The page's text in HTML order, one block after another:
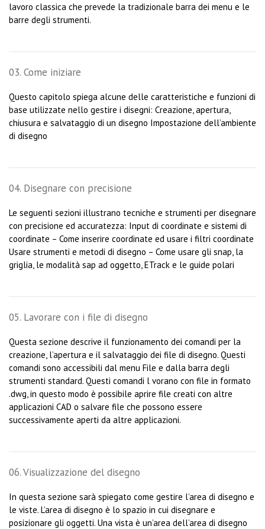
lavoro classica che prevede la tradizionale barra dei menu e le
barre degli strumenti.
03. Come iniziare
Questo capitolo spiega alcune delle caratteristiche e funzioni di
base utilizzate nello gestire i disegni: Creazione, apertura,
chiusura e salvataggio di un disegno Impostazione dell’ambiente
di disegno
04. Disegnare con precisione
Le seguenti sezioni illustrano tecniche e strumenti per disegnare
con precisione ed accuratezza: Input di coordinate e sistemi di
coordinate – Come inserire coordinate ed usare i filtri coordinate
Usare strumenti e metodi di disegno – Come usare gli snap, la
griglia, le modalità sap ad oggetto, ETrack e le guide polari
05. Lavorare con i file di disegno
Questa sezione descrive il funzionamento dei comandi per la
creazione, l’apertura e il salvataggio dei file di disegno. Questi
comandi sono accessibili dal menu File e dalla barra degli
strumenti standard. Questi comandi l vorano con file in formato
.dwg, in questo modo è possibile aprire file creati con altre
applicazioni CAD o salvare file che possono essere
successivamente aperti da altre applicazioni.
06. Visualizzazione del disegno
In questa sezione sarà spiegato come gestire l’area di disegno e
le viste. L’area di disegno è lo spazio in cui disegnare e
posizionare gli oggetti. Una vista è un’area dell’area di disegno